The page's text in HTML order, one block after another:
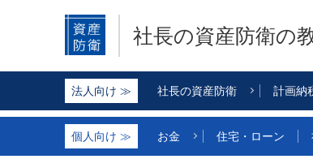
社長の資産防衛の
社長の資産防衛 計画納
お金 住宅・ローン